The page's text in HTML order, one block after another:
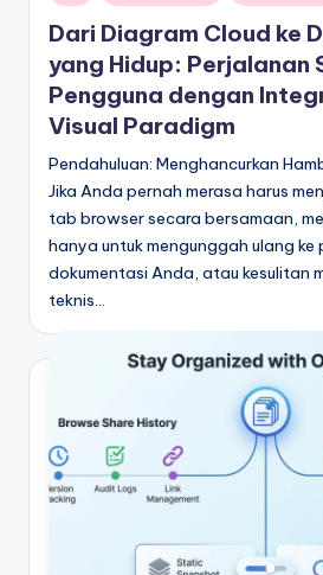
in
Dari Diagram Cloud ke
yang Hidup: Perjalanan
Pengguna dengan
Visual Paradigm
Pendahuluan: Menghancurkan
Jika Anda pernah merasa harus
tab browser secara bersamaan,
hanya untuk mengunggah ulang ke
dokumentasi Anda, atau kesulitan
teknis…